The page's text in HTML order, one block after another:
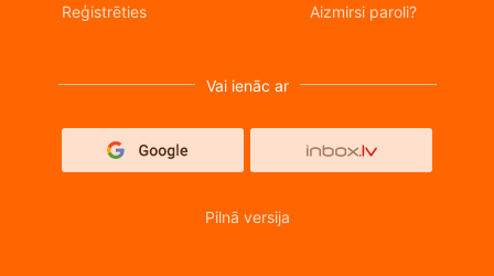
Reģistrēties Aizmirsi paroli?
Vai ienāc ar
Pilnā versija